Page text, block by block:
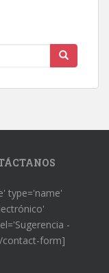
type='name'
-
contact-form]